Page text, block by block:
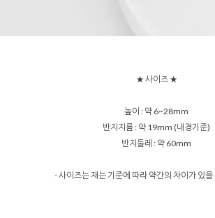
★ 사이즈 ★
높이 : 약 6~28mm
반지지름 : 약 19mm (내경기준)
반지둘레 : 약 60mm
- 사이즈는 재는 기준에 따라 약간의 차이가 있